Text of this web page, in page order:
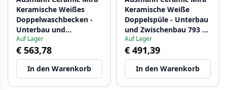
Keramische Weißes
Doppelwaschbecken -
Unterbau und
Zwischenbau 793 x 450
mm mit
Armaturenbank und
Kupferstopfen
1208971477
Auf Lager
€ 563,78
In den Warenkorb
Keramische Weiße
Doppelspüle - Unterbau
und Zwischenbau 793 x
450 mm mit
Armaturenlochbank
und schwarzem Stopfen
1208971479
Auf Lager
€ 491,39
In den Warenkorb